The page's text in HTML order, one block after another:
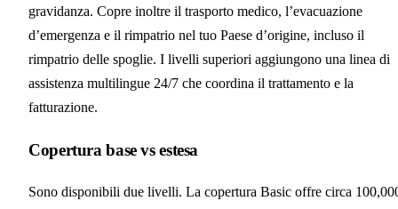
gravidanza. Copre inoltre il trasporto medico, l’evacuazione
d’emergenza e il rimpatrio nel tuo Paese d’origine, incluso il
rimpatrio delle spoglie. I livelli superiori aggiungono una linea di
assistenza multilingue 24/7 che coordina il trattamento e la
fatturazione.
Copertura base vs estesa
Sono disponibili due livelli. La copertura Basic offre circa